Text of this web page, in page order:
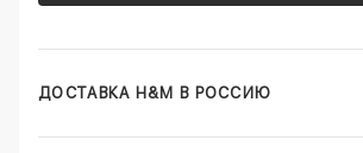
ДОСТАВКА H&M В РОССИЮ